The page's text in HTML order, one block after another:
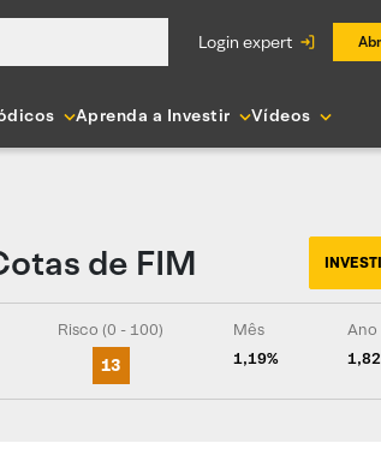
login expert
Aprenda a Investir Vídeos
de FIM
Risco (0 - 100)
13
Mês
1,19%
Ano